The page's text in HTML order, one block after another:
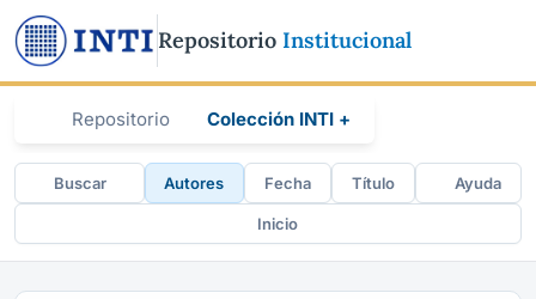
Repositorio Institucional
Repositorio Colección INTI +
Buscar Autores Fecha Título Ayuda
Inicio